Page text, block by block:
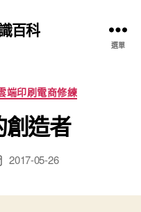
百科
選單
端印刷電商修練
造者
2017-05-26